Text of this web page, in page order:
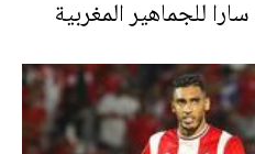
للجماهير المغربية